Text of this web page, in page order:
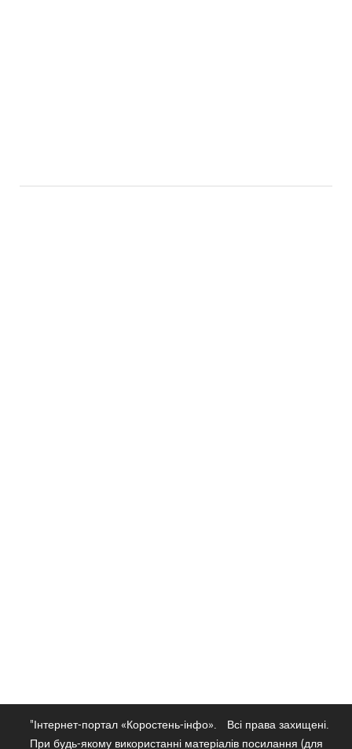
"Інтернет-портал «Коростень-інфо».
Всі права захищені.
При будь-якому використанні матеріалів посилання (для